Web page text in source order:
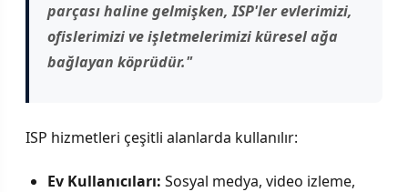
parçası haline gelmişken, ISP'ler evlerimizi,
ofislerimizi ve işletmelerimizi küresel ağa
bağlayan köprüdür."
ISP hizmetleri çeşitli alanlarda kullanılır:
Ev Kullanıcıları: Sosyal medya, video izleme,